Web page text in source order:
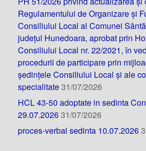
Regulamentului de Organizare și
Consiliului Local al Comunei
județul Hunedoara, aprobat prin
Consiliului Local nr. 22/2021, în
procedurii de participare prin
ședințele Consiliului Local și ale
specialitate31/07/2026
HCL 43-50 adoptate in sedinta
29.07.202631/07/2026
proces-verbal sedinta 10.07.2026